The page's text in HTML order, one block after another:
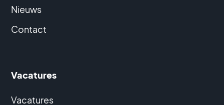
Nieuws
Contact
Vacatures
Vacatures